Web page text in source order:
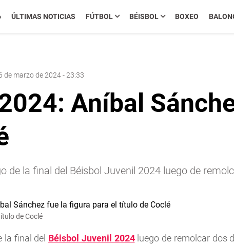
ÚLTIMAS NOTICIAS FÚTBOL BÉISBOL BOXEO
de marzo de 2024 - 23:33
Aníbal
de la final del Béisbol Juvenil 2024 luego de
de Coclé
la final del Béisbol Juvenil 2024luego de remolcar dos